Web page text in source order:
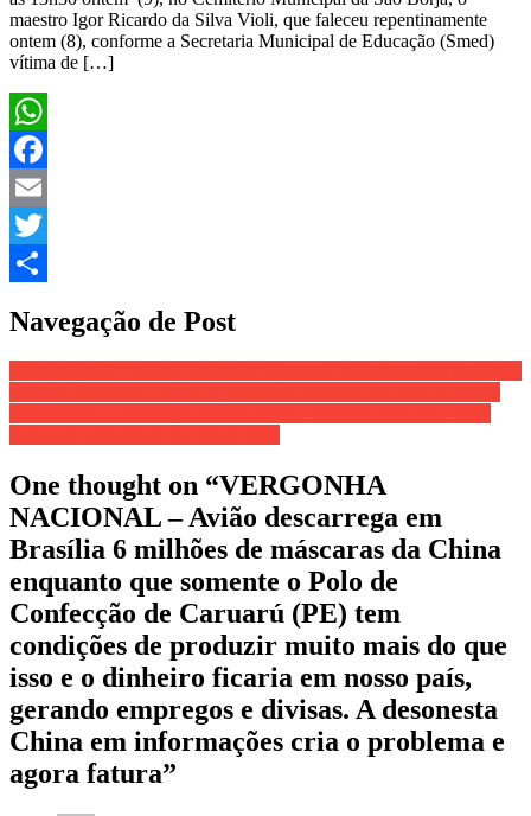
maestro Igor Ricardo da Silva Violi, que faleceu repentinamente
ontem (8), conforme a Secretaria Municipal de Educação (Smed)
vítima de […]
WhatsApp
Facebook
Email
Twitter
Navegação de Post
One thought on “VERGONHA
NACIONAL – Avião descarrega em
Brasília 6 milhões de máscaras da China
enquanto que somente o Polo de
Confecção de Caruarú (PE) tem
condições de produzir muito mais do que
isso e o dinheiro ficaria em nosso país,
gerando empregos e divisas. A desonesta
China em informações cria o problema e
agora fatura”